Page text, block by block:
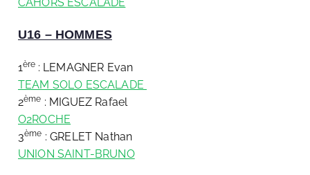
U16 – HOMMES
1ère : LEMAGNER Evan
TEAM SOLO ESCALADE
2ème : MIGUEZ Rafael
O2ROCHE
3ème : GRELET Nathan
UNION SAINT-BRUNO